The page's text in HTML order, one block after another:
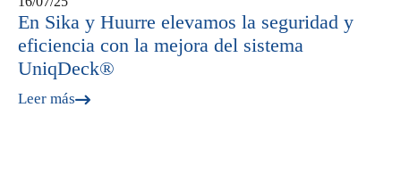
En Sika y Huurre elevamos la seguridad y
eficiencia con la mejora del sistema
UniqDeck®
Leer más